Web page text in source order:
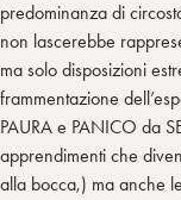
predominanza di
non lascerebbe
ma solo disposizioni
frammentazione
PAURA e PANICO da
apprendimenti che
alla bocca,) ma anche